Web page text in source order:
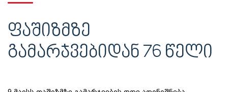
ᲤᲐᲨᲘᲖᲛᲖᲔ
ᲒᲐᲛᲐᲠᲯᲕᲔᲑᲘᲓᲐᲜ 76 ᲬᲔᲚᲘ